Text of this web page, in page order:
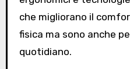
che migliorano il
fisica ma sono anche
quotidiano.